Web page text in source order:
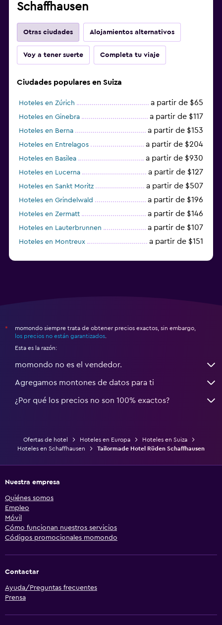
Schaffhausen
Otras ciudades Alojamientos alternativos
Voy a tener suerte Completa tu viaje
Ciudades populares en Suiza
Hoteles en Zúrich a partir de $65
Hoteles en Ginebra a partir de $117
Hoteles en Berna a partir de $153
Hoteles en Entrelagos a partir de $204
Hoteles en Basilea a partir de $930
Hoteles en Lucerna a partir de $127
Hoteles en Sankt Moritz a partir de $507
Hoteles en Grindelwald a partir de $196
Hoteles en Zermatt a partir de $146
Hoteles en Lauterbrunnen a partir de $107
Hoteles en Montreux a partir de $151
*
momondo siempre trata de obtener precios exactos, sin embargo,
los precios no están garantizados
Esta es la razón:
momondo no es el vendedor.
Agregamos montones de datos para ti
¿Por qué los precios no son 100% exactos?
Ofertas de hotel Hoteles en Europa
Hoteles en Suiza
Hoteles en Schaffhausen
Tailormade Hotel Rüden Schaffhausen
Nuestra empresa
Quiénes somos
Empleo
Móvil
Cómo funcionan nuestros servicios
Códigos promocionales momondo
Contactar
Ayuda/Preguntas frecuentes
Prensa